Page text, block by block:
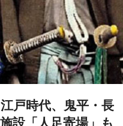
戸時代、鬼平・長
設「人足寄場」も